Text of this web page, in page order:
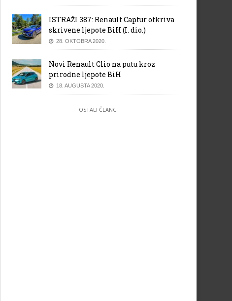
ISTRAŽI 387: Renault Captur otkriva
skrivene ljepote BiH (I. dio.)
28. OKTOBRA 2020.
Novi Renault Clio na putu kroz
prirodne ljepote BiH
18. AUGUSTA 2020.
OSTALI ČLANCI